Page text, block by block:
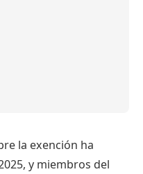
la exención ha
y miembros del